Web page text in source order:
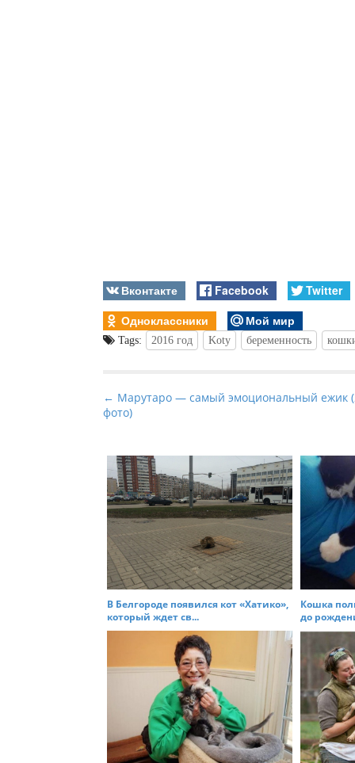
Вконтакте Facebook
Twitter
Одноклассники
Мой мир
Tags: 2016 год Koty беременность
P
o
t
n
a
v
g
a
n
← Марутаро — самый эмоциональный ежик
фото)
В Белгороде появился кот «Хатико»,
который ждет св...
Кошка
до